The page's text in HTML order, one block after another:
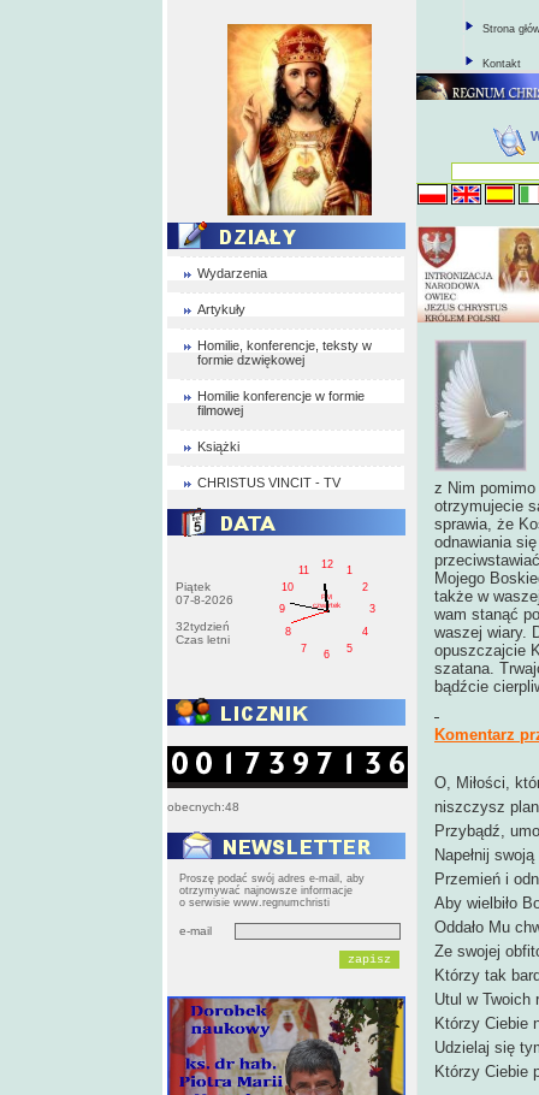
Wydarzenia
Artykuły
Homilie, konferencje, teksty w
formie dzwiękowej
Homilie konferencje w formie
filmowej
Książki
CHRISTUS VINCIT - TV
Piątek
07-8-2026
32tydzień
Czas letni
1
2
3
4
5
6
7
8
9
10
11
12
PM
czwartek
obecnych:48
Proszę podać swój adres e-mail, aby
otrzymywać najnowsze informacje
o serwisie www.regnumchristi
e-mail
Strona
Kontakt
z Nim pomimo
otrzymujecie
sprawia, że
odnawiania
Mojego
także w
wam stanąć
waszej wiary.
opuszczajcie
szatana.
bądźcie
Komentarz
O, Miłości,
niszczysz
Przybądź,
Napełnij
Przemień i
Aby wielbiło
Oddało Mu
Ze swojej
Którzy tak
Utul w Twoich
Którzy Ciebie
Udzielaj się
Którzy Ciebie